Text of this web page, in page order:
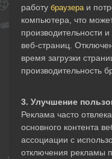
работу браузера и
компьютера, что
производительности
веб-страниц.
время загрузки
производительность
3. Улучшение
Реклама часто
основного контента
ассоциации с
отключения рекламы